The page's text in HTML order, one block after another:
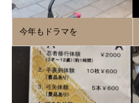
今年もドラマを